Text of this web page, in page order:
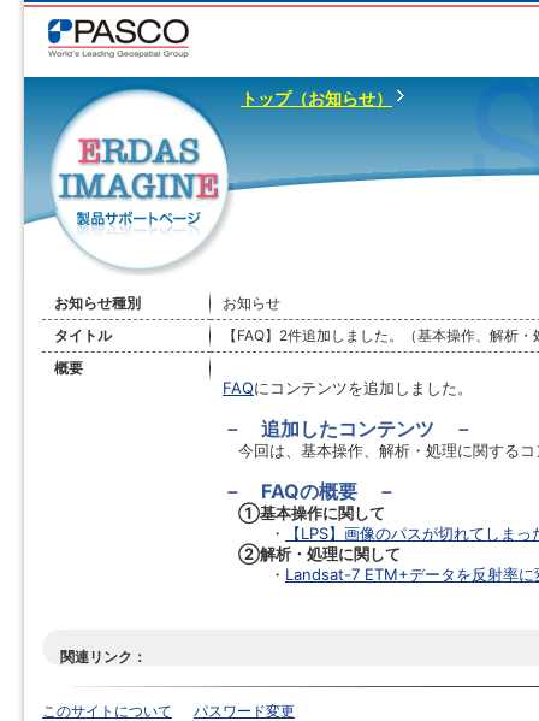
トップ（お知らせ）
お知らせ種別
お知らせ
タイトル
【FAQ】2件追加しました。（基本操作、解析・
概要
FAQにコンテンツを追加しました。
－ 追加したコンテンツ －
今回は、基本操作、解析・処理に関する
－ FAQの概要 －
①基本操作に関して
・
【LPS】画像のパスが切れてしま
②解析・処理に関して
・ Landsat-7 ETM+データを反射率に
関連リンク：
このサイトについて パスワード変更